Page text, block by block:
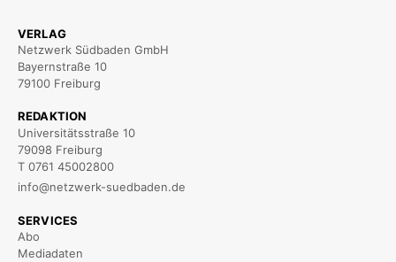
VERLAG
Netzwerk Südbaden GmbH
Bayernstraße 10
79100 Freiburg
REDAKTION
Universitätsstraße 10
79098 Freiburg
T 0761 45002800
info@netzwerk-suedbaden.de
SERVICES
Abo
Mediadaten